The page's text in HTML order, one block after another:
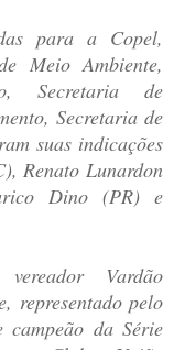
para a Copel,
Meio Ambiente,
Secretaria de
Secretaria de
suas indicações
Renato Lunardon
Dino (PR) e
Vardão
representado pelo
campeão da Série